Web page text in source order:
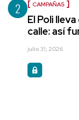
2 CAMPAÑAS
El Poli
calle: así
julio 31, 2026